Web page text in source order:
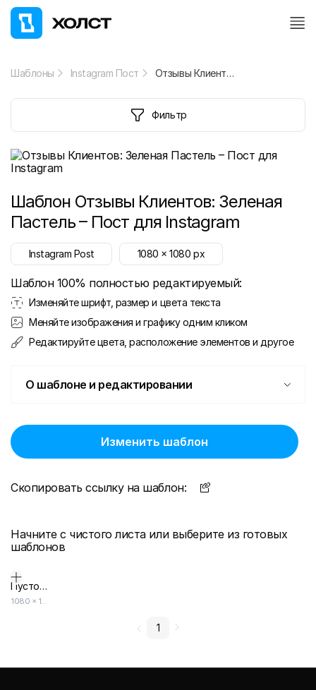
Шаблоны Instagram Пост Отзывы Клиентов: Зеленая Пастель – Пост для Instagram
Фильтр
Шаблон Отзывы Клиентов: Зеленая
Пастель – Пост для Instagram
Instagram Post 1080 x1080 px
Шаблон 100% полностью редактируемый:
Изменяйте шрифт, размер и цвета текста
Меняйте изображения и графику одним кликом
Редактируйте цвета, расположение элементов и другое
О шаблоне и редактировании
Изменить шаблон
Скопировать ссылку на шаблон:
Начните с чистого листа или выберите из готовых
шаблонов
Пустой дизайн-макет
1080 × 1080
1